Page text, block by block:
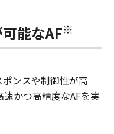
能なAF※
ンスや制御性が高
かつ高精度なAFを実